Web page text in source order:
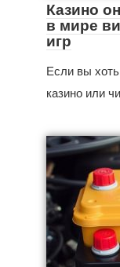
Казино
в мире
игр
Если вы
казино или